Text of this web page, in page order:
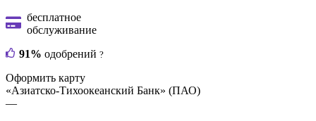
бесплатное
обслуживание
91% одобрений ?
Оформить карту
«Азиатско-Тихоокеанский Банк» (ПАО)
—